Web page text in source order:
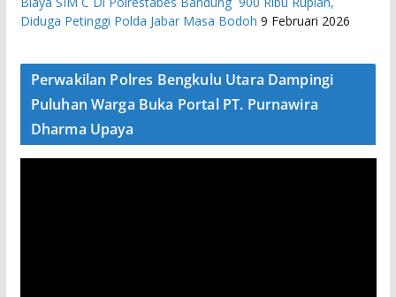
Diduga Petinggi Polda Jabar Masa Bodoh 9 Februari 2026
Perwakilan Polres Bengkulu Utara Dampingi
Puluhan Warga Buka Portal PT. Purnawira
Dharma Upaya